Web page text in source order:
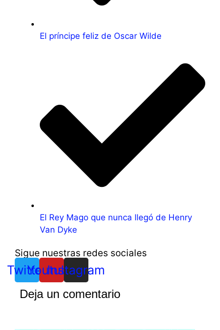
El príncipe feliz de Oscar Wilde
El Rey Mago que nunca llegó de Henry
Van Dyke
Sigue nuestras redes sociales
TwitterYoutube
Instagram
Deja un comentario